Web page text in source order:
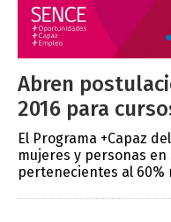
Abren
2016 para
El Programa +Capaz
mujeres y personas
pertenecientes al 60%